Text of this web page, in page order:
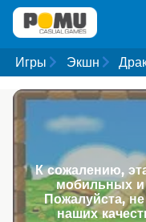
Игры Экшн
К сожалению,
мобильных и
Пожалуйста,
наших